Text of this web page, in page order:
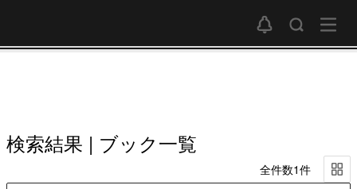
検索結果 | ブック一覧
全件数1件